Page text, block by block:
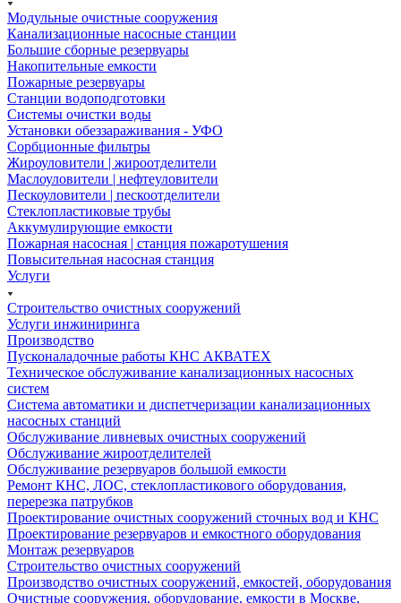
Модульные очистные сооружения
Канализационные насосные станции
Большие сборные резервуары
Накопительные емкости
Пожарные резервуары
Станции водоподготовки
Системы очистки воды
Установки обеззараживания - УФО
Сорбционные фильтры
Жироуловители | жироотделители
Маслоуловители | нефтеуловители
Пескоуловители | пескоотделители
Стеклопластиковые трубы
Аккумулирующие емкости
Пожарная насосная | станция пожаротушения
Повысительная насосная станция
Услуги
Строительство очистных сооружений
Услуги инжиниринга
Производство
Пусконаладочные работы КНС АКВАТЕХ
Техническое обслуживание канализационных насосных
систем
Система автоматики и диспетчеризации канализационных
насосных станций
Обслуживание ливневых очистных сооружений
Обслуживание жироотделителей
Обслуживание резервуаров большой емкости
Ремонт КНС, ЛОС, стеклопластикового оборудования,
перерезка патрубков
Проектирование очистных сооружений сточных вод и КНС
Проектирование резервуаров и емкостного оборудования
Монтаж резервуаров
Строительство очистных сооружений
Производство очистных сооружений, емкостей, оборудования
Очистные сооружения, оборудование, емкости в Москве,